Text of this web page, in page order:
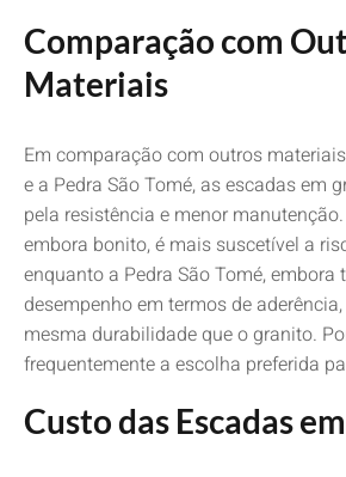
Comparação com
Materiais
Em comparação com outros
e a Pedra São Tomé, as escadas em
pela resistência e menor
embora bonito, é mais suscetível a
enquanto a Pedra São Tomé, embora
desempenho em termos de
mesma durabilidade que o granito.
frequentemente a escolha preferida
Custo das Escadas